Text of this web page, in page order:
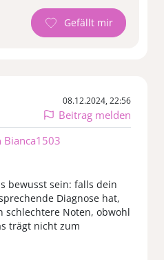
08.12.2024, 22:56
Beitrag melden
Bianca1503
bewusst sein: falls dein
Diagnose hat,
schlechtere Noten, obwohl
trägt nicht zum